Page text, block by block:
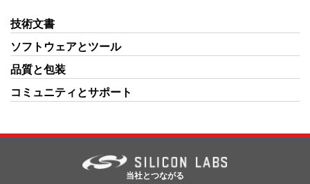
技術文書
ソフトウェアとツール
品質と包装
コミュニティとサポート
当社とつながる